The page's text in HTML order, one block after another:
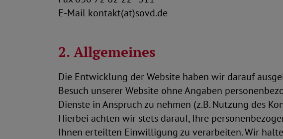
E-Mail kontakt(at)sovd.de
2. Allgemeines
Die Entwicklung der Website haben wir darauf
Besuch unserer Website ohne Angaben
Dienste in Anspruch zu nehmen (z.B. Nutzung des
Hierbei achten wir stets darauf, Ihre
Ihnen erteilten Einwilligung zu verarbeiten. Wir